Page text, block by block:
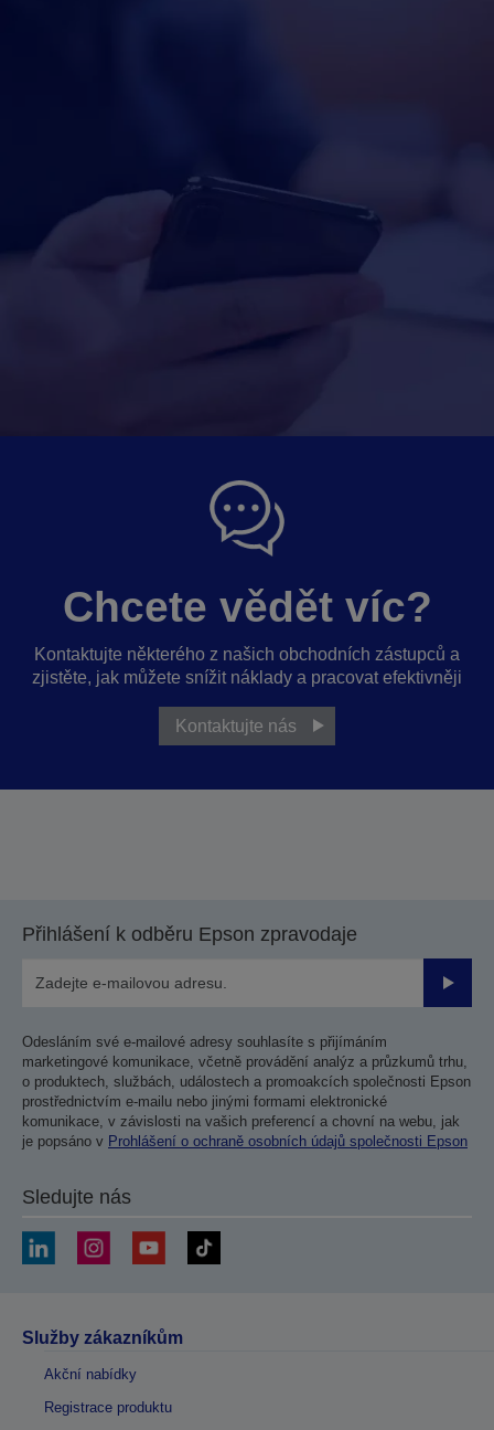
Chcete vědět víc?
Kontaktujte některého z našich obchodních zástupců a
zjistěte, jak můžete snížit náklady a pracovat efektivněji
Kontaktujte nás
Přihlášení k odběru Epson zpravodaje
Odesláním své e-mailové adresy souhlasíte s přijímáním
marketingové komunikace, včetně provádění analýz a průzkumů trhu,
o produktech, službách, událostech a promoakcích společnosti Epson
prostřednictvím e-mailu nebo jinými formami elektronické
komunikace, v závislosti na vašich preferencí a chovní na webu, jak
je popsáno v Prohlášení o ochraně osobních údajů společnosti Epson
Sledujte nás
Služby zákazníkům
Akční nabídky
Registrace produktu